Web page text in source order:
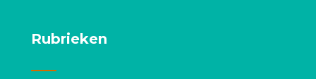
Rubrieken